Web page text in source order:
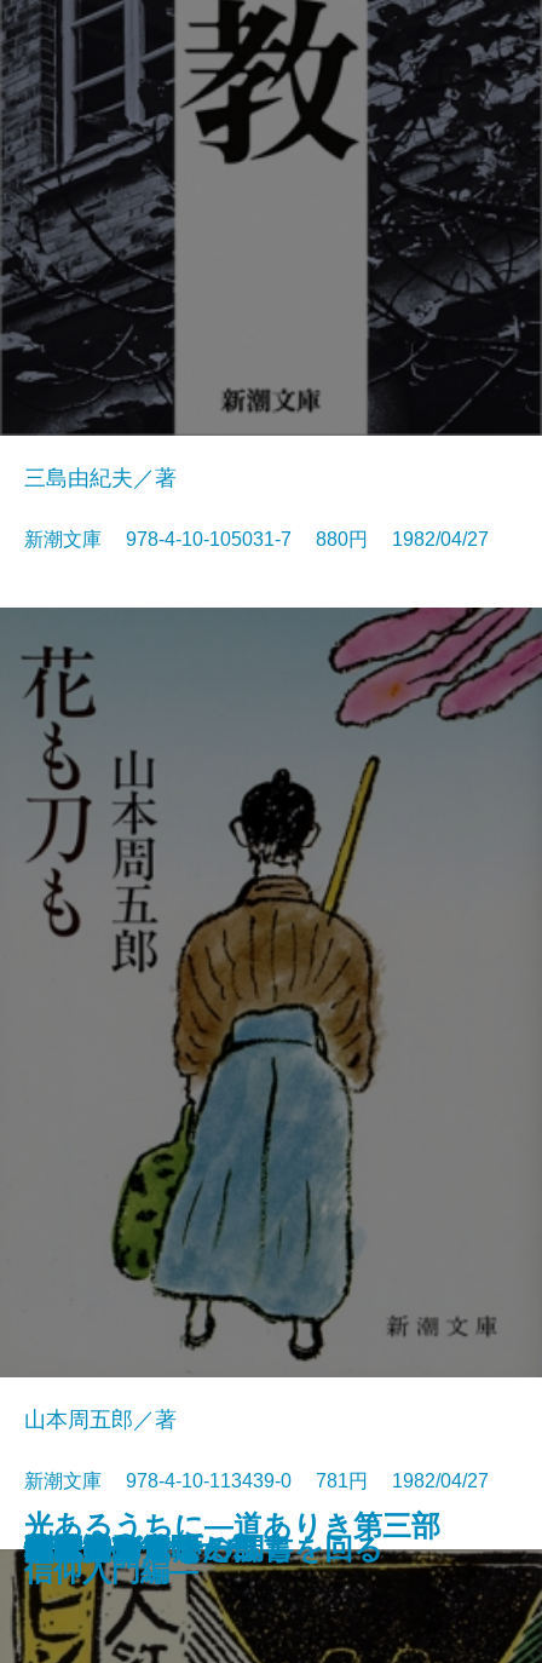
時雨のあと
雲霧仁左衛門 前
雲霧仁左衛門 後
イエスの生涯
米内光政
背中の勲章
夕暮まで
恍惚の人
殉教
三島由紀夫／著
新潮文庫 978-4-10-105031-7 880円 1982/04/27
花も刀も
山本周五郎／著
新潮文庫 978-4-10-113439-0 781円 1982/04/27
ピンチランナー調書
日本のおんな
光あるうちに―道ありき第三部
信仰入門編―
小説家の休暇
津軽通信
やぶからし
闇は知っている
大本営が震えた日
地球はグラスのふちを回る
竹光始末